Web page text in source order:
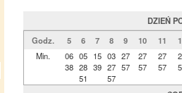
DZIEŃ
Godz.
5 6 7 8 9 10 11
Min.
06
38
05
28
51
15
39
03
27
57
27
57
27
57
27
57